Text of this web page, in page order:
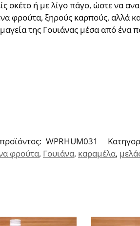
σκέτο ή με λίγο πάγο, ώστε να
φρούτα, ξηρούς καρπούς, αλλά
της Γουιάνας μέσα από ένα
WPRHUM031
φρούτα, Γουιάνα, καραμέλα,